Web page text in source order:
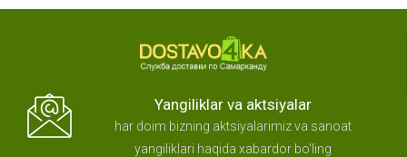
Yangiliklar va aktsiyalar
har doim bizning aktsiyalarimiz va sanoat
yangiliklari haqida xabardor bo'ling